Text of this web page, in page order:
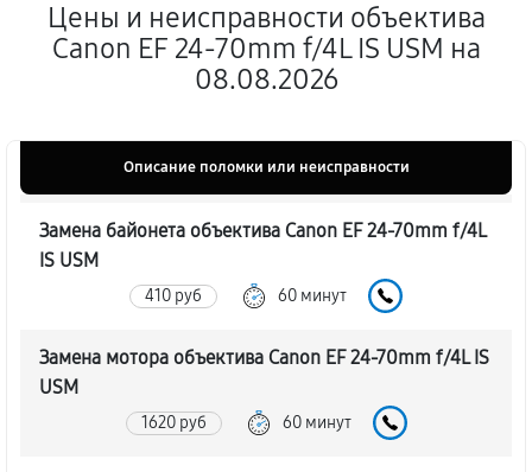
Цены и неисправности объектива
Canon EF 24-70mm f/4L IS USM на
08.08.2026
Описание поломки или неисправности
Замена байонета объектива Canon EF 24-70mm f/4L
IS USM
410 руб 60 минут
Замена мотора объектива Canon EF 24-70mm f/4L IS
USM
1620 руб 60 минут